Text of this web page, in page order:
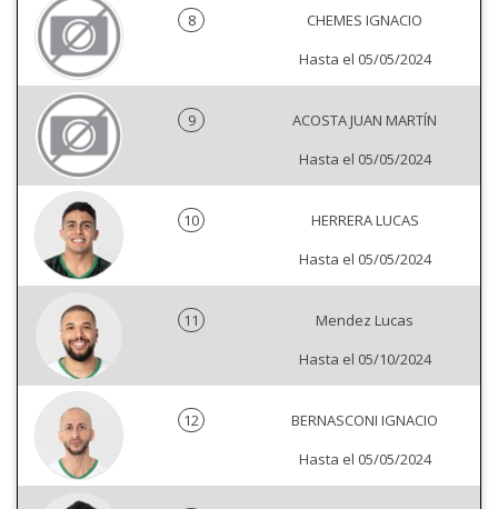
8
CHEMES IGNACIO
Hasta el 05/05/2024
9
ACOSTA JUAN MARTÍN
Hasta el 05/05/2024
10
HERRERA LUCAS
Hasta el 05/05/2024
11
Mendez Lucas
Hasta el 05/10/2024
12
BERNASCONI IGNACIO
Hasta el 05/05/2024